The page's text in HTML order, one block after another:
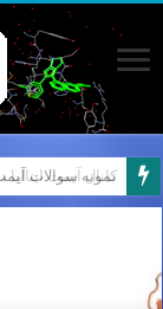
کانال آیمت